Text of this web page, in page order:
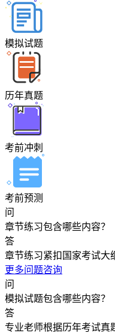
模拟试题
历年真题
考前冲刺
考前预测
问
章节练习包含哪些内容？
答
章节练习紧扣国家考试大
更多问题咨询
问
模拟试题包含哪些内容？
答
专业老师根据历年考试真